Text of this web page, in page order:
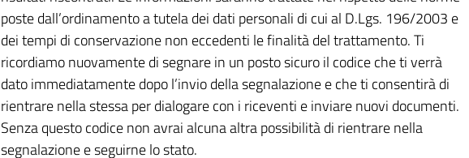
poste dall’ordinamento a tutela dei dati personali di cui al D.Lgs. 196/2003 e
dei tempi di conservazione non eccedenti le finalità del trattamento. Ti
ricordiamo nuovamente di segnare in un posto sicuro il codice che ti verrà
dato immediatamente dopo l’invio della segnalazione e che ti consentirà di
rientrare nella stessa per dialogare con i riceventi e inviare nuovi documenti.
Senza questo codice non avrai alcuna altra possibilità di rientrare nella
segnalazione e seguirne lo stato.